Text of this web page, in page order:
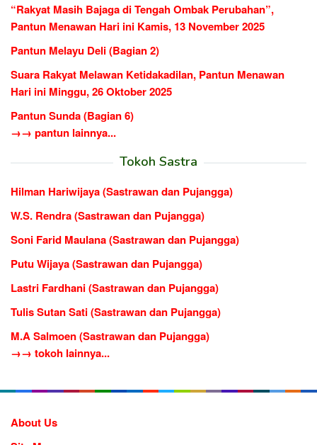
“Rakyat Masih Bajaga di Tengah Ombak Perubahan”,
Pantun Menawan Hari ini Kamis, 13 November 2025
Pantun Melayu Deli (Bagian 2)
Suara Rakyat Melawan Ketidakadilan, Pantun Menawan
Hari ini Minggu, 26 Oktober 2025
Pantun Sunda (Bagian 6)
→→ pantun lainnya...
Tokoh Sastra
Hilman Hariwijaya (Sastrawan dan Pujangga)
W.S. Rendra (Sastrawan dan Pujangga)
Soni Farid Maulana (Sastrawan dan Pujangga)
Putu Wijaya (Sastrawan dan Pujangga)
Lastri Fardhani (Sastrawan dan Pujangga)
Tulis Sutan Sati (Sastrawan dan Pujangga)
M.A Salmoen (Sastrawan dan Pujangga)
→→ tokoh lainnya...
About Us